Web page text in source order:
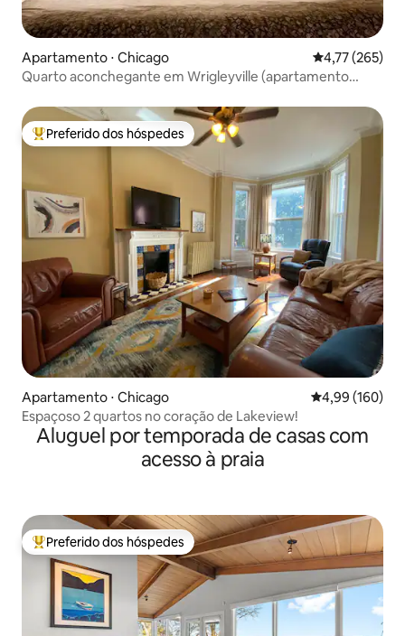
Apartamento ⋅ Chicago 4,77 de uma
4,77 (265)
Quarto aconchegante em Wrigleyville (apartamento
Entre os melhores preferidos dos hóspedes
Preferido dos hóspedes
Apartamento ⋅ Chicago 4,99 de uma
4,99 (160)
Espaçoso 2 quartos no coração de Lakeview!
Aluguel por temporada de casas com
acesso à praia
Entre os melhores preferidos dos hóspedes
Preferido dos hóspedes